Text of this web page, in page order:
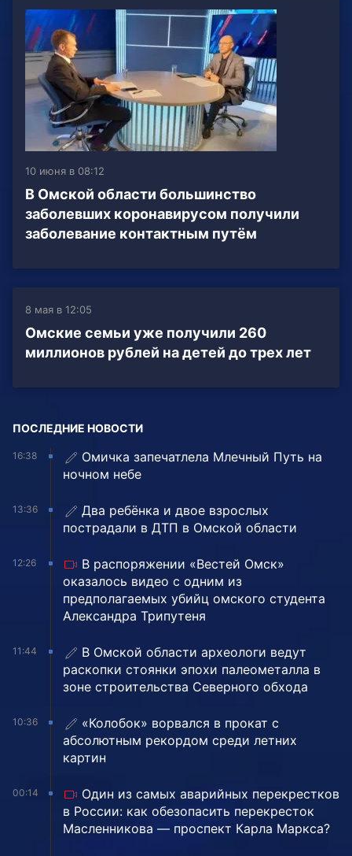
10 июня в 08:12
В Омской области большинство
заболевших коронавирусом получили
заболевание контактным путём
8 мая в 12:05
Омские семьи уже получили 260
миллионов рублей на детей до трех лет
ПОСЛЕДНИЕ НОВОСТИ
16:38
Омичка запечатлела Млечный Путь на
ночном небе
13:36
Два ребёнка и двое взрослых
пострадали в ДТП в Омской области
12:26
В распоряжении «Вестей Омск»
оказалось видео с одним из
предполагаемых убийц омского студента
Александра Трипутеня
11:44
В Омской области археологи ведут
раскопки стоянки эпохи палеометалла в
зоне строительства Северного обхода
10:36
«Колобок» ворвался в прокат с
абсолютным рекордом среди летних
картин
00:14
Один из самых аварийных перекрестков
в России: как обезопасить перекресток
Масленникова — проспект Карла Маркса?